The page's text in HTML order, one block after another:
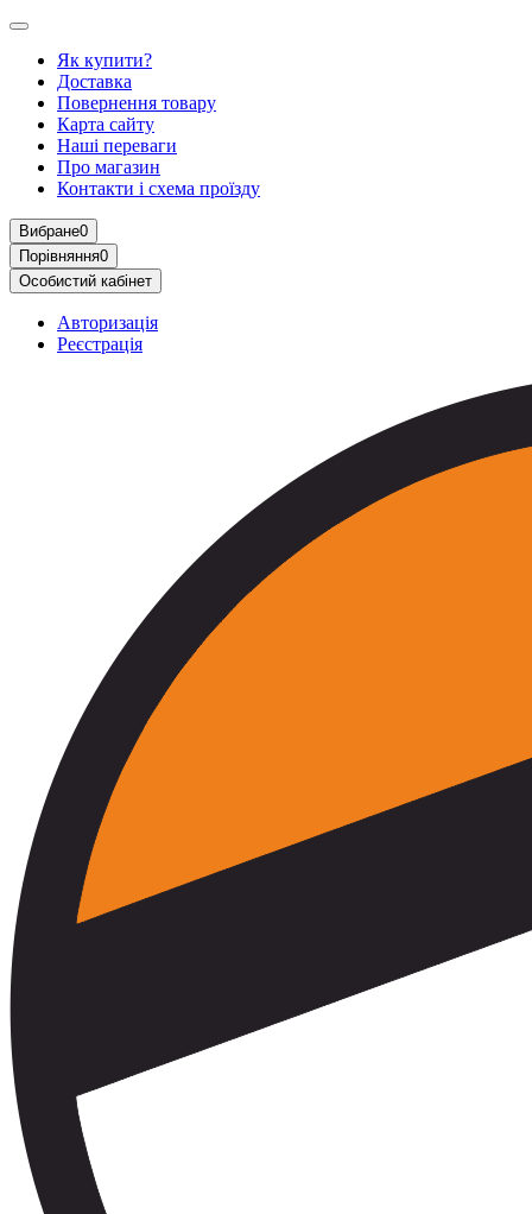
Як купити?
Доставка
Повернення товару
Карта сайту
Наші переваги
Про магазин
Контакти і схема проїзду
Вибране0
Порівняння0
Особистий кабінет
Авторизація
Реєстрація